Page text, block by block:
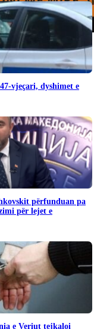
vjeçari, dyshimet e
përfunduan pa
për lejet e
e Veriut tejkaloi